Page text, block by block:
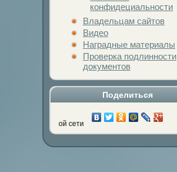
конфидециальности
Владельцам сайтов
Видео
Наградные материалы
Проверка подлинности
документов
Поделиться
социальной сети